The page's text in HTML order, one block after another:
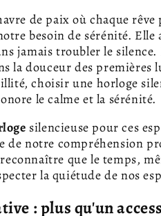
de paix où chaque
besoin de sérénité.
jamais troubler le silence.
la douceur des premières
choisir une horloge
le calme et la sérénité.
silencieuse pour ces
de notre compréhension
que le temps,
la quiétude de nos
: plus qu'un